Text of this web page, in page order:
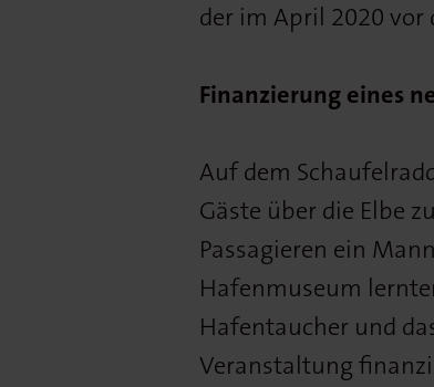
der im April 2020
Finanzierung eines
Auf dem
Gäste über die Elbe
Passagieren ein
Hafenmuseum
Hafentaucher und
Veranstaltung